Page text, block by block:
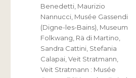
Benedetti Maurizio
Nannucci Musée Gassendi
(Digne-les-Bains) Museum
Folkwang Rä di Martino
Sandra Cattini Stefania
Calapai ,Veit Stratmann
Veit Stratmann : Musée